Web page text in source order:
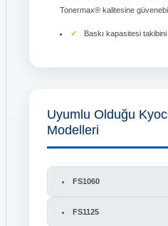
Tonermax® kalitesine
Baskı kapasitesi
Uyumlu Olduğu
Modelleri
FS1060
FS1125